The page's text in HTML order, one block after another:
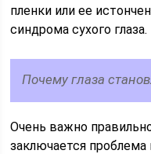
пленки или ее
синдрома сухого глаза.
Почему глаза
Очень важно
заключается